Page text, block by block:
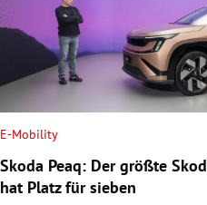
E-Mobility
Skoda Peaq: Der größte
hat Platz für sieben